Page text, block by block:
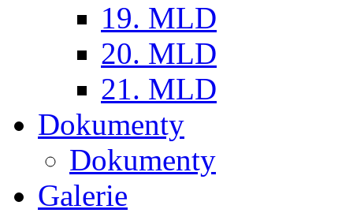
19. MLD
20. MLD
21. MLD
Dokumenty
Dokumenty
Galerie